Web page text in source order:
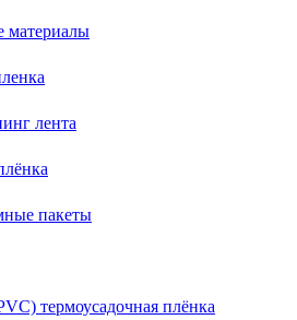
материалы
лента
пакеты
термоусадочная плёнка